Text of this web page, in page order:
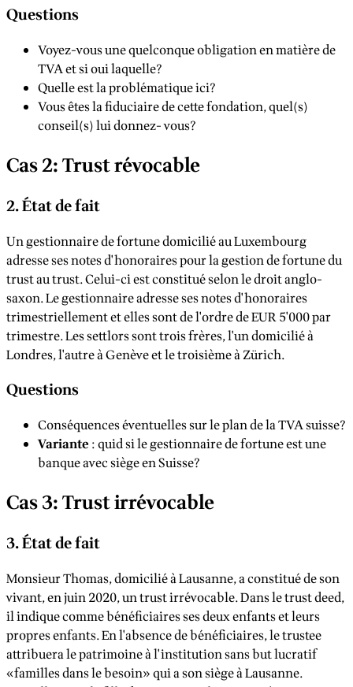
Questions
Voyez-vous une quelconque obligation en matière de
TVA et si oui laquelle?
Quelle est la problématique ici?
Vous êtes la fiduciaire de cette fondation, quel(s)
conseil(s) lui donnez- vous?
Cas 2: Trust révocable
2. État de fait
Un gestionnaire de fortune domicilié au Luxembourg
adresse ses notes d'honoraires pour la gestion de fortune du
trust au trust. Celui-ci est constitué selon le droit anglo-
saxon. Le gestionnaire adresse ses notes d'honoraires
trimestriellement et elles sont de l'ordre de EUR 5'000 par
trimestre. Les settlors sont trois frères, l'un domicilié à
Londres, l'autre à Genève et le troisième à Zürich.
Questions
Conséquences éventuelles sur le plan de la TVA suisse?
Variante: quid si le gestionnaire de fortune est une
banque avec siège en Suisse?
Cas 3: Trust irrévocable
3. État de fait
Monsieur Thomas, domicilié à Lausanne, a constitué de son
vivant, en juin 2020, un trust irrévocable. Dans le trust deed,
il indique comme bénéficiaires ses deux enfants et leurs
propres enfants. En l'absence de bénéficiaires, le trustee
attribuera le patrimoine à l'institution sans but lucratif
«familles dans le besoin» qui a son siège à Lausanne.